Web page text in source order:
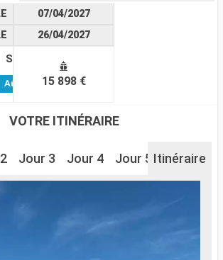
Suite
Autres
07/04/2027
26/04/2027
15 898 €
VOTRE ITINÉRAIRE
Jour 3 Jour 4 Jour 5 Jour 6
Itinéraire